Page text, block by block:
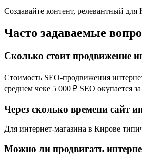
Создавайте контент, релевантный
Часто задаваемые
Сколько стоит продвижение
Стоимость SEO-продвижения
среднем чеке 5 000 ₽ SEO окупается
Через сколько времени сайт
Для интернет-магазина в Кирове
Можно ли продвигать